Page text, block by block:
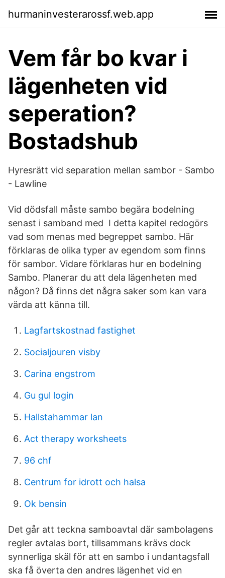
hurmaninvesterarossf.web.app
Vem får bo kvar i
lägenheten vid
seperation?
Bostadshub
Hyresrätt vid separation mellan sambor - Sambo
- Lawline
Vid dödsfall måste sambo begära bodelning
senast i samband med I detta kapitel redogörs
vad som menas med begreppet sambo. Här
förklaras de olika typer av egendom som finns
för sambor. Vidare förklaras hur en bodelning
Sambo. Planerar du att dela lägenheten med
någon? Då finns det några saker som kan vara
värda att känna till.
Lagfartskostnad fastighet
Socialjouren visby
Carina engstrom
Gu gul login
Hallstahammar lan
Act therapy worksheets
96 chf
Centrum for idrott och halsa
Ok bensin
Det går att teckna samboavtal där sambolagens
regler avtalas bort, tillsammans krävs dock
synnerliga skäl för att en sambo i undantagsfall
ska få överta den andres lägenhet vid en